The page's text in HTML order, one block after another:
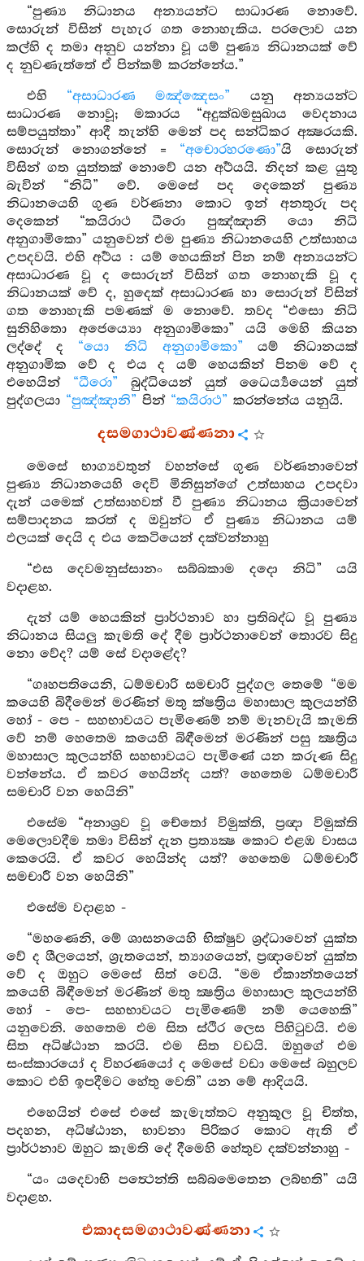
“පුණ්‍ය නිධානය අන්‍යයන්ට සාධාරණ නොවේ.
සොරුන් විසින් පැහැර ගත නොහැකිය. පරලොව යන
කල්හි ද තමා අනුව යන්නා වූ යම් පුණ්‍ය නිධානයක් වේ
ද නුවණැත්තේ ඒ පින්කම් කරන්නේය.”
එහි “අසාධාරණ මඤ්ඤෙසං” යනු අන්‍යයන්ට
සාධාරණ නොවූ; මකාරය “අදුක්ඛමසුඛාය වෙදනාය
සම්පයුත්තා” ආදී තැන්හි මෙන් පද සන්ධිකර අක්‍ෂරයකි.
සොරුන් නොගන්නේ = “අචොරහරණො”යි සොරුන්
විසින් ගත යුත්තක් නොවේ යන අර්‍ථයයි. නිදන් කළ යුතු
බැවින් “නිධි” වේ. මෙසේ පද දෙකෙන් පුණ්‍ය
නිධානයෙහි ගුණ වර්ණනා කොට ඉන් අනතුරු පද
දෙකෙන් “කයිරාථ ධීරො පුඤ්ඤානි යො නිධි
අනුගාමිකො” යනුවෙන් එම පුණ්‍ය නිධානයෙහි උත්සාහය
උපදවයි. එහි අර්‍ථය : යම් හෙයකින් පින නම් අන්‍යයන්ට
අසාධාරණ වූ ද සොරුන් විසින් ගත නොහැකි වූ ද
නිධානයක් වේ ද, හුදෙක් අසාධාරණ හා සොරුන් විසින්
ගත නොහැකි පමණක් ම නොවේ. තවද “එසො නිධි
සුනිහිතො අජෙය්‍යො අනුගාමිකො” යයි මෙහි කියන
ලද්දේ ද “යො නිධි අනුගාමිකො” යම් නිධානයක්
අනුගාමික වේ ද එය ද යම් හෙයකින් පිනම වේ ද
එහෙයින් “ධීරො” බුද්ධියෙන් යුත් ධෛර්‍ය්‍යයෙන් යුත්
පුද්ගලයා “පුඤ්ඤානි” පින් “කයිරාථ” කරන්නේය යනුයි.
දසමගාථාවණ්ණනා
මෙසේ භාග්‍යවතුන් වහන්සේ ගුණ වර්ණනාවෙන්
පුණ්‍ය නිධානයෙහි දෙවි මිනිසුන්ගේ උත්සාහය උපදවා
දැන් යමෙක් උත්සාහවත් වී පුණ්‍ය නිධානය ක්‍රියාවෙන්
සම්පාදනය කරත් ද ඔවුන්ට ඒ පුණ්‍ය නිධානය යම්
ඵලයක් දෙයි ද එය කෙටියෙන් දක්වන්නාහු
“එස දෙවමනුස්සානං සබ්බකාම දදො නිධි” යයි
වදාළහ.
දැන් යම් හෙයකින් ප්‍රාර්ථනාව හා ප්‍රතිබද්ධ වූ පුණ්‍ය
නිධානය සියලු කැමති දේ දීම ප්‍රාර්ථනාවෙන් තොරව සිදු
නො වේද? යම් සේ වදාළේද?
“ගෘහපතියෙනි, ධම්මචාරි සමචාරි පුද්ගල තෙමේ “මම
කයෙහි බිදීමෙන් මරණින් මතු ක්ෂත්‍රිය මහාසාල කුලයන්හි
හෝ - පෙ - සහභාවයට පැමිණෙම් නම් මැනවැයි කැමති
වේ නම් හෙතෙම කයෙහි බිඳීමෙන් මරණින් පසු ක්‍ෂත්‍රිය
මහාසාල කුලයන්හි සහභාවයට පැමිණේ යන කරුණ සිදු
වන්නේය. ඒ කවර හෙයින්ද යත්? හෙතෙම ධම්මචාරී
සමචාරි වන හෙයිනි”
එසේම “අනාශ්‍රව වූ චේතෝ විමුක්ති, ප්‍රඥා විමුක්ති
මෙලොවදීම තමා විසින් දැන ප්‍රත්‍යක්‍ෂ කොට එළඹ වාසය
කෙරෙයි. ඒ කවර හෙයින්ද යත්? හෙතෙම ධම්මචාරී
සමචාරී වන හෙයිනි”
එසේම වදාළහ -
“මහණෙනි, මේ ශාසනයෙහි භික්ෂුව ශ්‍රද්ධාවෙන් යුක්ත
වේ ද ශීලයෙන්, ශ්‍රැතයෙන්, ත්‍යාගයෙන්, ප්‍රඥාවෙන් යුක්ත
වේ ද ඔහුට මෙසේ සිත් වෙයි. “මම ඒකාන්තයෙන්
කයෙහි බිඳීමෙන් මරණින් මතු ක්‍ෂත්‍රිය මහාසාල කුලයන්හි
හෝ - පෙ- සහභාවයට පැමිණෙම් නම් යෙහෙකි”
යනුවෙනි. හෙතෙම එම සිත ස්ථිර ලෙස පිහිටුවයි. එම
සිත අධිෂ්ඨාන කරයි. එම සිත වඩයි. ඔහුගේ එම
සංස්කාරයෝ ද විහරණයෝ ද මෙසේ වඩා මෙසේ බහුලව
කොට එහි ඉපදීමට හේතු වෙති” යන මේ ආදියයි.
එහෙයින් එසේ එසේ කැමැත්තට අනුකූල වූ චිත්ත,
පදහන, අධිෂ්ඨාන, භාවනා පිරිකර කොට ඇති ඒ
ප්‍රාර්ථනාව ඔහුට කැමති දේ දීමෙහි හේතුව දක්වන්නාහු -
“යං යදෙවාභි පත්‍ථෙන්ති සබ්බමෙතෙන ලබ්භති” යයි
වදාළහ.
එකාදසමගාථාවණ්ණනා